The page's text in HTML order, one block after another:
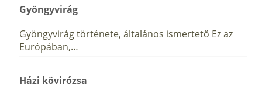
Gyöngyvirág
Gyöngyvirág története, általános ismertető Ez az
Európában,…
Házi kövirózsa